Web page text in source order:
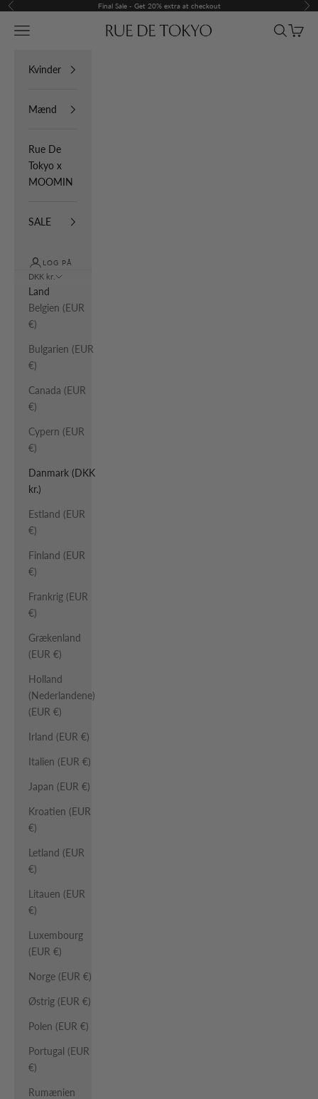
Spring til indhold
Forrige Final Sale - Get 20% extra at checkout
Rue De Tokyo
Menu Søg
Kvinder
Mænd
Rue De
Tokyo x
MOOMIN
SALE
LOG PÅ
DKK kr.
Land
Belgien (EUR
€)
Bulgarien (EUR
€)
Canada (EUR
€)
Cypern (EUR
€)
Danmark (DKK
kr.)
Estland (EUR
€)
Finland (EUR
€)
Frankrig (EUR
€)
Grækenland
(EUR €)
Holland
(Nederlandene)
(EUR €)
Irland (EUR €)
Italien (EUR €)
Japan (EUR €)
Kroatien (EUR
€)
Letland (EUR
€)
Litauen (EUR
€)
Luxembourg
(EUR €)
Norge (EUR €)
Østrig (EUR €)
Polen (EUR €)
Portugal (EUR
€)
Rumænien